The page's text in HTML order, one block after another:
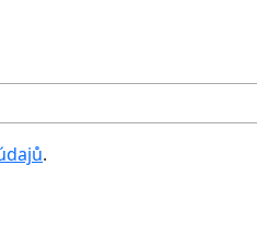
.